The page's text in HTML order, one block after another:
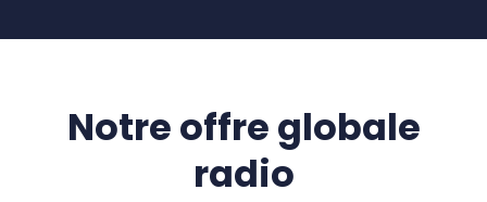
Notre offre globale
radio